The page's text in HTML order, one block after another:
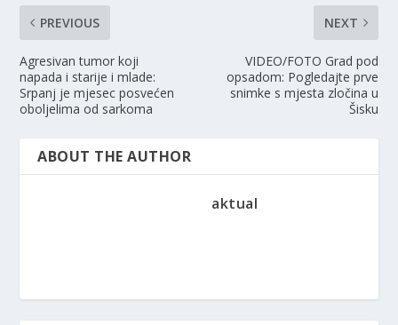
PREVIOUS
Agresivan tumor koji
napada i starije i mlade:
Srpanj je mjesec posvećen
oboljelima od sarkoma
NEXT
VIDEO/FOTO Grad pod
opsadom: Pogledajte prve
snimke s mjesta zločina u
Šisku
ABOUT THE AUTHOR
aktual